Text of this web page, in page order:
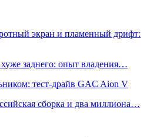
экран и пламенный дрифт:
заднего: опыт владения…
тест-драйв GAC Aion V
сборка и два миллиона…